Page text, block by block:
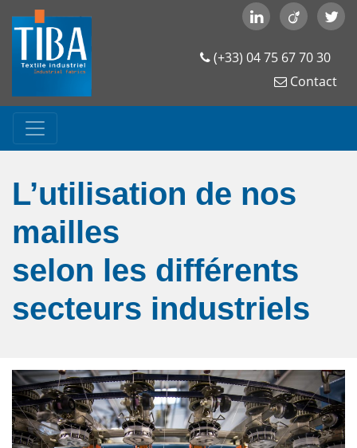
(+33) 04 75 67 70 30
Contact
L’utilisation de nos
mailles
selon les différents
secteurs industriels